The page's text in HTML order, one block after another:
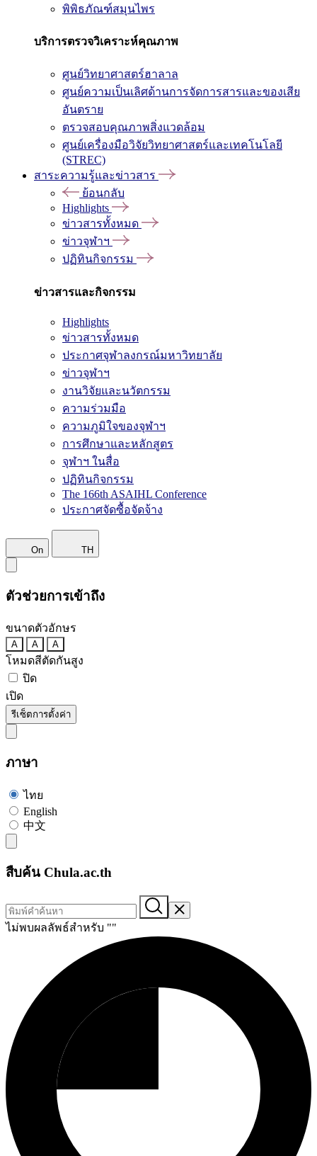
พิพิธภัณฑ์สมุนไพร
บริการตรวจวิเคราะห์คุณภาพ
ศูนย์วิทยาศาสตร์ฮาลาล
ศูนย์ความเป็นเลิศด้านการจัดการสารและของเสีย
อันตราย
ตรวจสอบคุณภาพสิ่งแวดล้อม
ศูนย์เครื่องมือวิจัยวิทยาศาสตร์และเทคโนโลยี
(STREC)
สาระความรู้และข่าวสาร
ย้อนกลับ
Highlights
ข่าวสารทั้งหมด
ข่าวจุฬาฯ
ปฏิทินกิจกรรม
ข่าวสารและกิจกรรม
Highlights
ข่าวสารทั้งหมด
ประกาศจุฬาลงกรณ์มหาวิทยาลัย
ข่าวจุฬาฯ
งานวิจัยและนวัตกรรม
ความร่วมมือ
ความภูมิใจของจุฬาฯ
การศึกษาและหลักสูตร
จุฬาฯ ในสื่อ
ปฏิทินกิจกรรม
The 166th ASAIHL Conference
ประกาศจัดซื้อจัดจ้าง
On TH
ตัวช่วยการเข้าถึง
ขนาดตัวอักษร
A A A
โหมดสีตัดกันสูง
ปิด
เปิด
รีเซ็ตการตั้งค่า
ภาษา
ไทย
English
中文
สืบค้น Chula.ac.th
ไม่พบผลลัพธ์สำหรับ ""